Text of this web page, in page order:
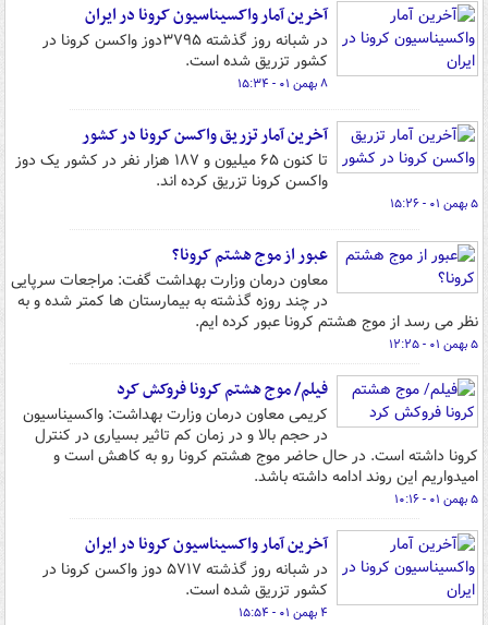
آخرین آمار واکسیناسیون کرونا در ایران
در شبانه روز گذشته ۳۷۹۵دوز واکسن کرونا در
کشور تزریق شده است.
۸ بهمن ۰۱ - ۱۵:۳۴
آخرین آمار تزریق واکسن کرونا در کشور
تا کنون ۶۵ میلیون و ۱۸۷ هزار نفر در کشور یک دوز
واکسن کرونا تزریق کرده اند.
۵ بهمن ۰۱ - ۱۵:۲۶
عبور از موج هشتم کرونا؟
معاون درمان وزارت بهداشت گفت: مراجعات سرپایی
در چند روزه گذشته به بیمارستان ها کمتر شده و به
نظر می رسد از موج هشتم کرونا عبور کرده ایم.
۵ بهمن ۰۱ - ۱۲:۲۵
فیلم/ موج هشتم کرونا فروکش کرد
کریمی معاون درمان وزارت بهداشت: واکسیناسیون
در حجم بالا و در زمان کم تاثیر بسیاری در کنترل
کرونا داشته است. در حال حاضر موج هشتم کرونا رو به کاهش است و
امیدواریم این روند ادامه داشته باشد.
۵ بهمن ۰۱ - ۱۰:۱۶
آخرین آمار واکسیناسیون کرونا در ایران
در شبانه روز گذشته ۵۷۱۷ دوز واکسن کرونا در
کشور تزریق شده است.
۴ بهمن ۰۱ - ۱۵:۵۴